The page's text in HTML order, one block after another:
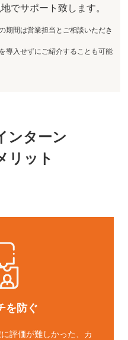
でサポート致します。
期間は営業担当とご相談いただき
導入せずにご紹介することも可能
ンターン
リット
を防ぐ
評価が難しかった、カ